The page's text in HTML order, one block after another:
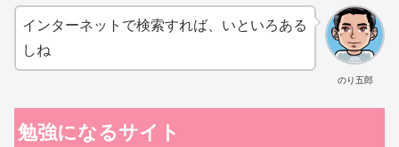
のり五郎
インターネットで検索すれば、いといろある
しね
勉強になるサイト